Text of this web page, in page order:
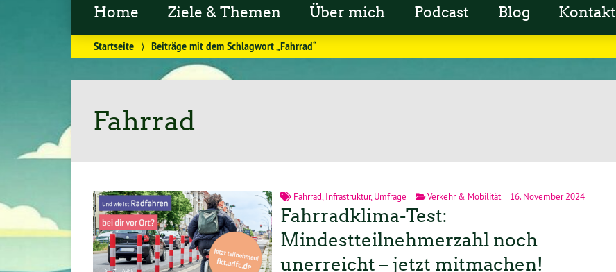
Home Ziele & Themen Über mich Podcast Blog Kontakt
Startseite ⟩ Beiträge mit dem Schlagwort „Fahrrad“
Fahrrad
Fahrrad Infrastruktur, Umfrage Verkehr & Mobilität 16. November 2024
Fahrradklima-Test:
Mindestteilnehmerzahl noch
unerreicht – jetzt mitmachen!